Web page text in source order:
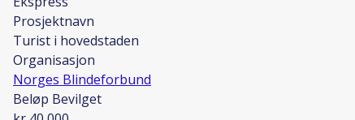
Prosjektnavn
Turist i hovedstaden
Organisasjon
Norges Blindeforbund
Beløp Bevilget